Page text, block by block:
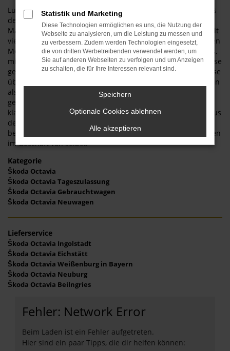
Lust auf einen Škoda Octavia? Dann haben Sie sich für eines
der attraktivsten und überzeugendsten Fahrzeuge auf dem
Markt entschieden. Da ist beispielsweise das Design, das seit
vielen Jahren als wegweisend gilt. Oder die höchst effizienten
Motoren. Ebenfalls zu erwähnen sind die zahlreichen Extras,
mit denen der Škoda Octavia zur Spitzengruppe seiner Klasse
gehört. Wir vom Automobilecenter Schmid bieten Ihnen diese
überzeugende Fahrzeug sowohl als Škoda Octavia Neuwagen
als auch als Tageszulassung. Bei Interesse an einem
gebrauchten Fahrzeug erhalten Sie bei uns sowohl einen
klassischen Gebrauchtwagen als auch einen Jahreswagen aus
der aktuellen Modellgeneration. Beratung und Service sind
bei uns selbstverständlich und verstehen sich nach 40 Jahren
im Geschäft von selbst.
Kategorie
Škoda Octavia
Škoda Octavia Tageszulassung
Škoda Octavia Gebrauchtwagen
Škoda Octavia Neuwagen
Lieferservice
Škoda Octavia Ingolstadt
Škoda Octavia Eichstätt
Škoda Octavia Weißenburg in Bayern
Škoda Octavia Neuburg
Škoda Octavia Beilngries
Fehler: Network Error
Beim Laden ist ein Fehler aufgetreten.
Hier sind ein paar Tipps, die dir helfen können:
Statistik und Marketing
Diese Technologien ermöglichen es uns, die Nutzung der
Webseite zu analysieren, um die Leistung zu messen und
zu verbessern. Zudem werden Technologien eingesetzt,
die von dritten Werbetreibenden verwendet werden, um
Sie auf anderen Webseiten zu verfolgen und um Anzeigen
zu schalten, die für Ihre Interessen relevant sind.
Speichern
Optionale Cookies ablehnen
Alle akzeptieren